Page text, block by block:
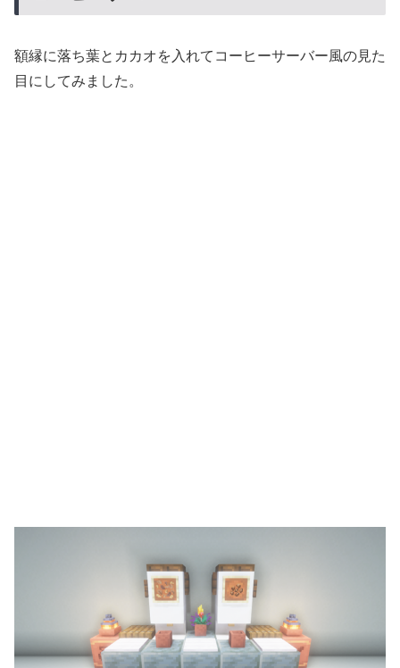
額縁に落ち葉とカカオを入れてコーヒーサーバー風の見た
目にしてみました。